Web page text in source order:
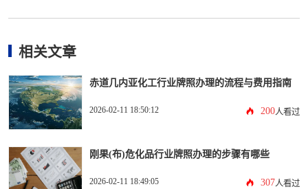
相关文章
赤道几内亚化工行业牌照办理的流程与费用指南
2026-02-11 18:50:12 200人看过
刚果(布)危化品行业牌照办理的步骤有哪些
2026-02-11 18:49:05 307人看过